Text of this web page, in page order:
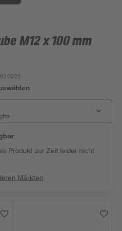
M12 x 100 mm
Produkt zur Zeit leider nicht
Märkten